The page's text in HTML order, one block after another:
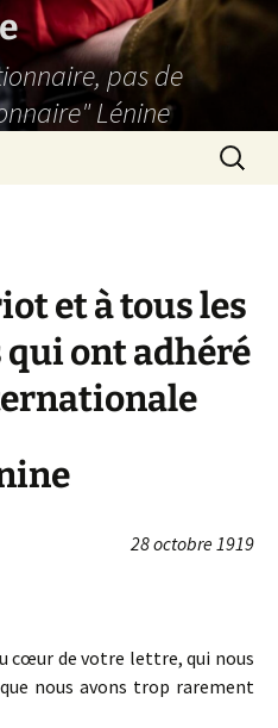
pas de
Lénine
et à tous les
ont adhéré
28 octobre 1919
cœur de votre lettre, qui nous
nous avons trop rarement